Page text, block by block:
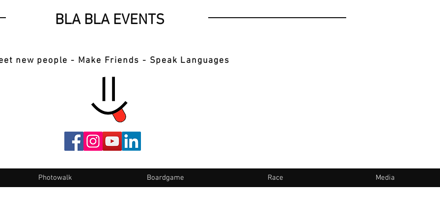
BLA BLA EVENTS
new people - Make Friends - Speak Languages
Photowalk Boardgame Race Media